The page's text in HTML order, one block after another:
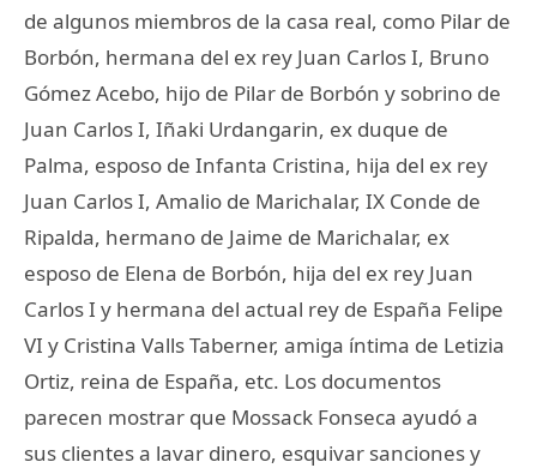
de algunos miembros de la casa real, como Pilar de
Borbón, hermana del ex rey Juan Carlos I, Bruno
Gómez Acebo, hijo de Pilar de Borbón y sobrino de
Juan Carlos I, Iñaki Urdangarin, ex duque de
Palma, esposo de Infanta Cristina, hija del ex rey
Juan Carlos I, Amalio de Marichalar, IX Conde de
Ripalda, hermano de Jaime de Marichalar, ex
esposo de Elena de Borbón, hija del ex rey Juan
Carlos I y hermana del actual rey de España Felipe
VI y Cristina Valls Taberner, amiga íntima de Letizia
Ortiz, reina de España, etc. Los documentos
parecen mostrar que Mossack Fonseca ayudó a
sus clientes a lavar dinero, esquivar sanciones y